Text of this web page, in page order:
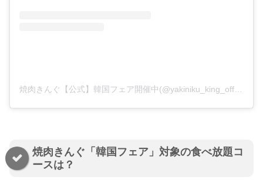
焼肉きんぐ「韓国フェア」対象の食べ放題コ
ースは？